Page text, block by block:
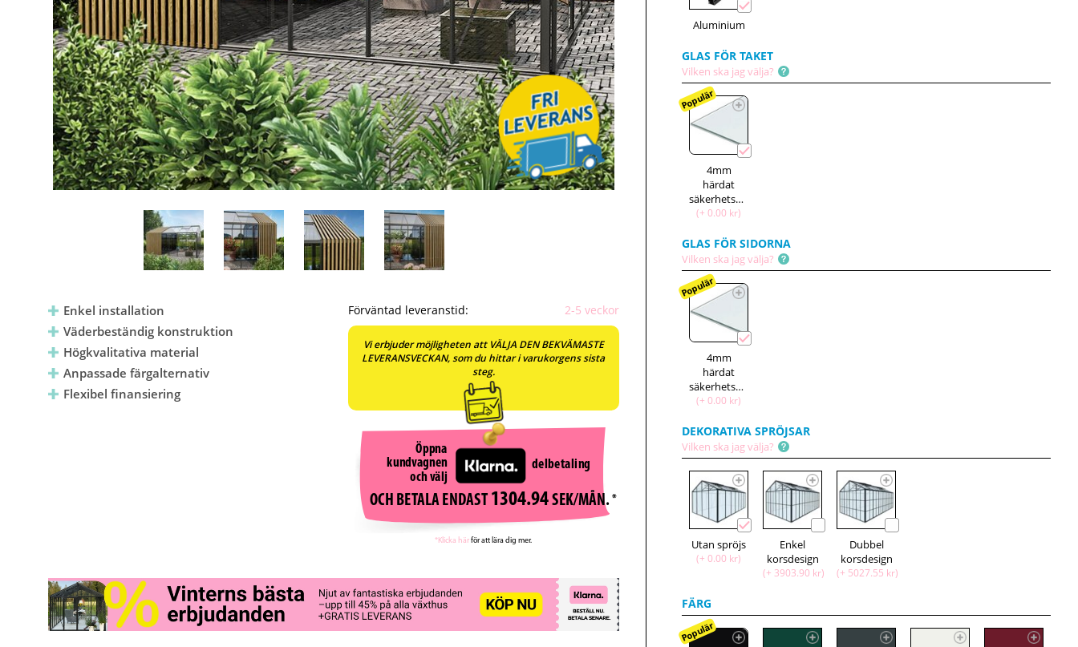
Enkel installation
Väderbeständig konstruktion
Högkvalitativa material
Anpassade färgalternativ
Flexibel finansiering
Förväntad leveranstid: 2-5 veckor
Vi erbjuder möjligheten att VÄLJA DEN BEKVÄMASTE
LEVERANSVECKAN, som du hittar i varukorgens sista
steg.
Öppna
kundvagnen
och välj
delbetaling
OCH BETALA ENDAST 1304.94SEK/MÅN. *
*Klicka härför att lära dig mer.
Aluminium
GLAS FÖR TAKET
Vilken ska jag välja?
4mm
härdat
säkerhetsglas
(+ 0.00 kr)
Populär
GLAS FÖR SIDORNA
Vilken ska jag välja?
4mm
härdat
säkerhetsglas
(+ 0.00 kr)
Populär
DEKORATIVA SPRÖJSAR
Vilken ska jag välja?
Utan spröjs
(+ 0.00 kr)
Enkel
korsdesign
(+ 3903.90 kr)
Dubbel
korsdesign
(+ 5027.55 kr)
FÄRG
Populär